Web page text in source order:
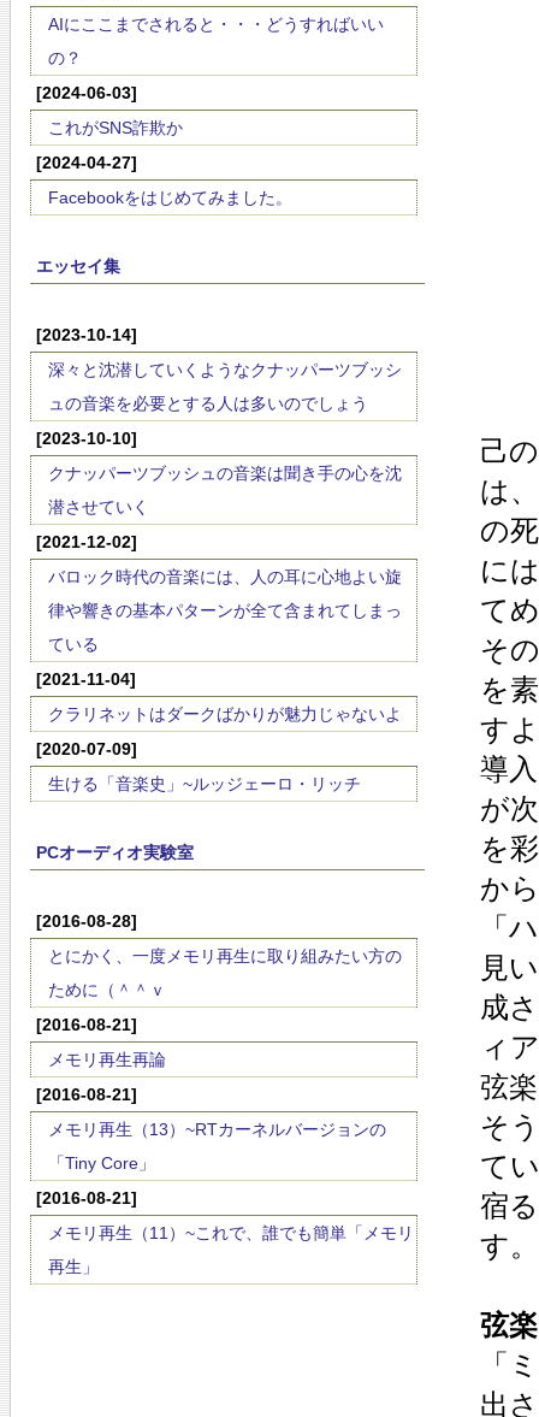
AIにここまでされると・・・どうすればいい
の？
[2024-06-03]
これがSNS詐欺か
[2024-04-27]
Facebookをはじめてみました。
エッセイ集
[2023-10-14]
深々と沈潜していくようなクナッパーツブッシ
ュの音楽を必要とする人は多いのでしょう
[2023-10-10]
クナッパーツブッシュの音楽は聞き手の心を沈
潜させていく
[2021-12-02]
バロック時代の音楽には、人の耳に心地よい旋
律や響きの基本パターンが全て含まれてしまっ
ている
[2021-11-04]
クラリネットはダークばかりが魅力じゃないよ
[2020-07-09]
生ける「音楽史」~ルッジェーロ・リッチ
PCオーディオ実験室
[2016-08-28]
とにかく、一度メモリ再生に取り組みたい方の
ために（＾＾ｖ
[2016-08-21]
メモリ再生再論
[2016-08-21]
メモリ再生（13）~RTカーネルバージョンの
「Tiny Core」
[2016-08-21]
メモリ再生（11）~これで、誰でも簡単「メモリ
再生」
己
は
の
に
て
そ
を
す
導
が
を
か
「
見
成
ィ
弦
そ
て
宿
す。
弦
「
出